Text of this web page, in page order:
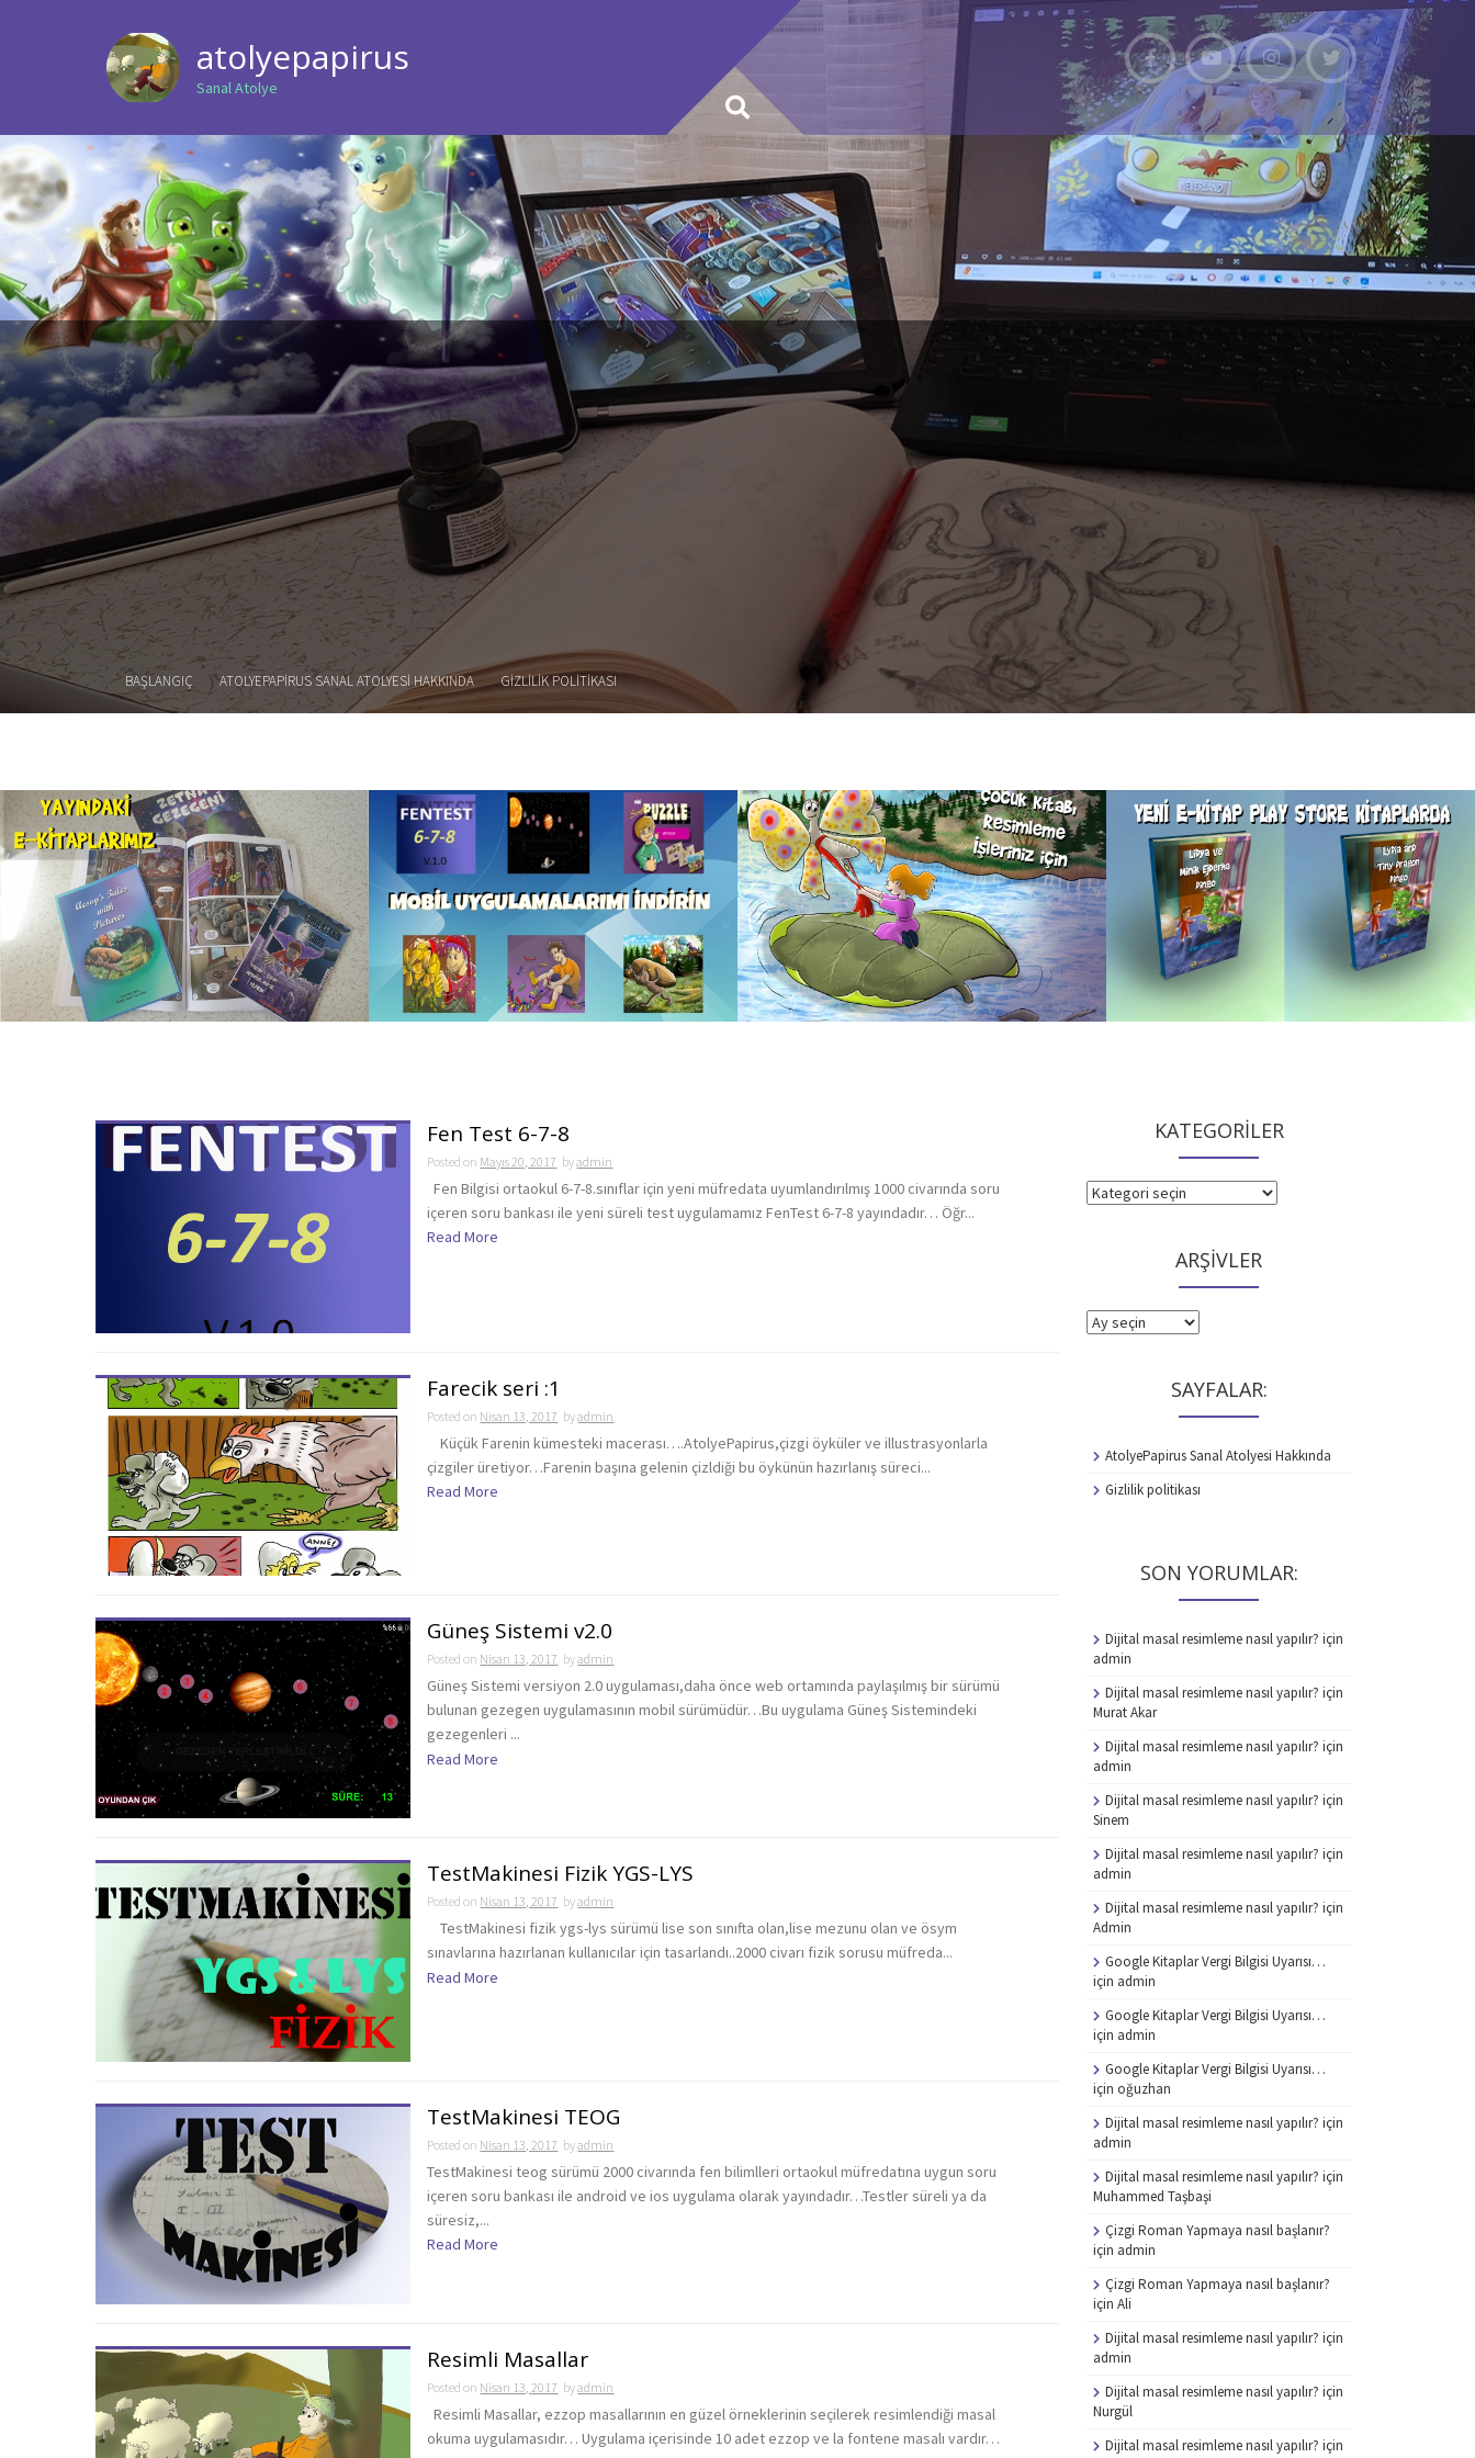
atolyepapirus
Sanal Atolye
BAŞLANGIÇ ATOLYEPAPIRUS SANAL ATOLYESI HAKKINDA GIZLILIK POLITIKASI
Fen Test 6-7-8
Posted on Mayıs 20, 2017 byadmin
Fen Bilgisi ortaokul 6-7-8.sınıflar için yeni müfredata uyumlandırılmış 1000 civarında soru
içeren soru bankası ile yeni süreli test uygulamamız FenTest 6-7-8 yayındadır… Öğr...
Read More
Farecik seri :1
Posted on Nisan 13, 2017 byadmin
Küçük Farenin kümesteki macerası….AtolyePapirus,çizgi öyküler ve illustrasyonlarla
çizgiler üretiyor…Farenin başına gelenin çizldiği bu öykünün hazırlanış süreci...
Read More
Güneş Sistemi v2.0
Posted on Nisan 13, 2017 byadmin
Güneş Sistemi versiyon 2.0 uygulaması,daha önce web ortamında paylaşılmış bir sürümü
bulunan gezegen uygulamasının mobil sürümüdür…Bu uygulama Güneş Sistemindeki
gezegenleri ...
Read More
TestMakinesi Fizik YGS-LYS
Posted on Nisan 13, 2017 byadmin
TestMakinesi fizik ygs-lys sürümü lise son sınıfta olan,lise mezunu olan ve ösym
sınavlarına hazırlanan kullanıcılar için tasarlandı..2000 civarı fizik sorusu müfreda...
Read More
TestMakinesi TEOG
Posted on Nisan 13, 2017 byadmin
TestMakinesi teog sürümü 2000 civarında fen bilimlleri ortaokul müfredatına uygun soru
içeren soru bankası ile android ve ios uygulama olarak yayındadır…Testler süreli ya da
süresiz,...
Read More
Resimli Masallar
Posted on Nisan 13, 2017 byadmin
Resimli Masallar, ezzop masallarının en güzel örneklerinin seçilerek resimlendiği masal
okuma uygulamasıdır… Uygulama içerisinde 10 adet ezzop ve la fontene masalı vardır…
KATEGORİLER
KATEGORİLER
ARŞİVLER
ARŞİVLER
SAYFALAR:
AtolyePapirus Sanal Atolyesi Hakkında
Gizlilik politikası
SON YORUMLAR:
Dijital masal resimleme nasıl yapılır? için
admin
Dijital masal resimleme nasıl yapılır? için
Murat Akar
Dijital masal resimleme nasıl yapılır? için
admin
Dijital masal resimleme nasıl yapılır? için
Sinem
Dijital masal resimleme nasıl yapılır? için
admin
Dijital masal resimleme nasıl yapılır? için
Admin
Google Kitaplar Vergi Bilgisi Uyarısı…
için admin
Google Kitaplar Vergi Bilgisi Uyarısı…
için admin
Google Kitaplar Vergi Bilgisi Uyarısı…
için oğuzhan
Dijital masal resimleme nasıl yapılır? için
admin
Dijital masal resimleme nasıl yapılır? için
Muhammed Taşbaşi
Çizgi Roman Yapmaya nasıl başlanır?
için admin
Çizgi Roman Yapmaya nasıl başlanır?
için Ali
Dijital masal resimleme nasıl yapılır? için
admin
Dijital masal resimleme nasıl yapılır? için
Nurgül
Dijital masal resimleme nasıl yapılır? için